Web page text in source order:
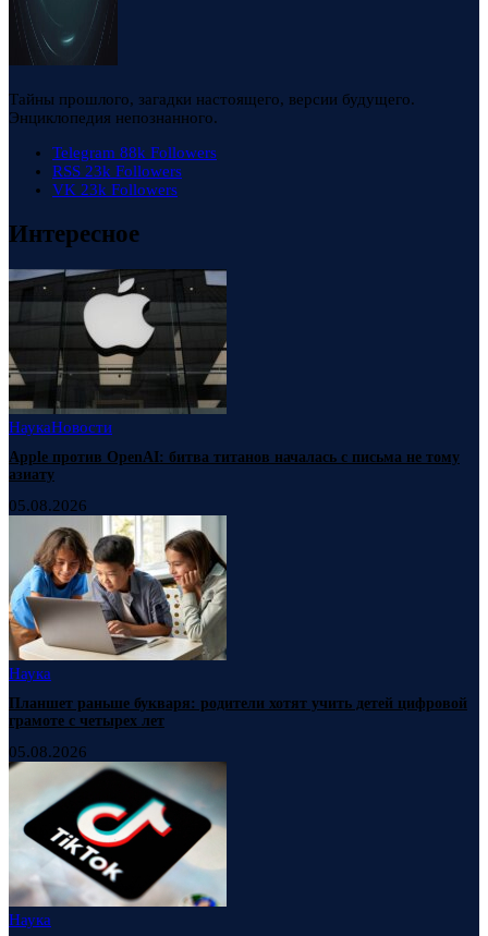
Тайны прошлого, загадки настоящего, версии будущего.
Энциклопедия непознанного.
Telegram 88k Followers
RSS 23k Followers
VK 23k Followers
Интересное
НаукаНовости
Apple против OpenAI: битва титанов началась с письма не тому
азиату
05.08.2026
Наука
Планшет раньше букваря: родители хотят учить детей цифровой
грамоте с четырех лет
05.08.2026
Наука